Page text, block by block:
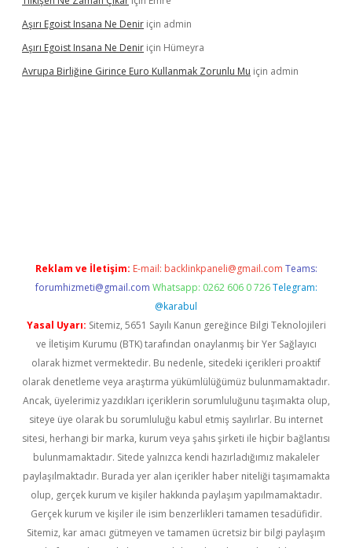
Aşırı Egoist Insana Ne Denir için admin
Aşırı Egoist Insana Ne Denir için Hümeyra
Avrupa Birliğine Girince Euro Kullanmak Zorunlu Mu için admin
Reklam ve İletişim: E-mail: backlinkpaneli@gmail.com Teams:
forumhizmeti@gmail.com Whatsapp: 0262 606 0 726 Telegram:
@karabul
Yasal Uyarı: Sitemiz, 5651 Sayılı Kanun gereğince Bilgi Teknolojileri
ve İletişim Kurumu (BTK) tarafından onaylanmış bir Yer Sağlayıcı
olarak hizmet vermektedir. Bu nedenle, sitedeki içerikleri proaktif
olarak denetleme veya araştırma yükümlülüğümüz bulunmamaktadır.
Ancak, üyelerimiz yazdıkları içeriklerin sorumluluğunu taşımakta olup,
siteye üye olarak bu sorumluluğu kabul etmiş sayılırlar. Bu internet
sitesi, herhangi bir marka, kurum veya şahıs şirketi ile hiçbir bağlantısı
bulunmamaktadır. Sitede yalnızca kendi hazırladığımız makaleler
paylaşılmaktadır. Burada yer alan içerikler haber niteliği taşımamakta
olup, gerçek kurum ve kişiler hakkında paylaşım yapılmamaktadır.
Gerçek kurum ve kişiler ile isim benzerlikleri tamamen tesadüfidir.
Sitemiz, kar amacı gütmeyen ve tamamen ücretsiz bir bilgi paylaşım